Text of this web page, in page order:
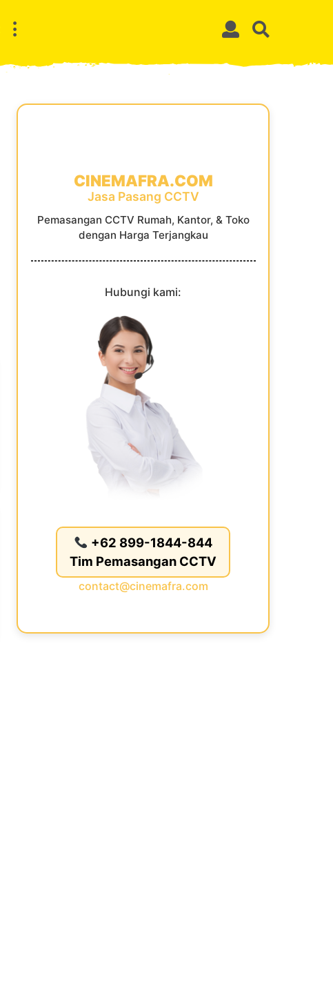
CINEMAFRA.COM
Jasa Pasang CCTV
Pemasangan CCTV Rumah, Kantor, & Toko
dengan Harga Terjangkau
Hubungi kami:
+62 899-1844-844
Tim Pemasangan CCTV
contact@cinemafra.com